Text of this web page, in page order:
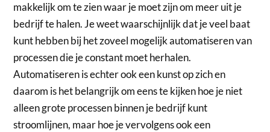
makkelijk om te zien waar je moet zijn om meer uit je
bedrijf te halen. Je weet waarschijnlijk dat je veel baat
kunt hebben bij het zoveel mogelijk automatiseren van
processen die je constant moet herhalen.
Automatiseren is echter ook een kunst op zich en
daarom is het belangrijk om eens te kijken hoe je niet
alleen grote processen binnen je bedrijf kunt
stroomlijnen, maar hoe je vervolgens ook een